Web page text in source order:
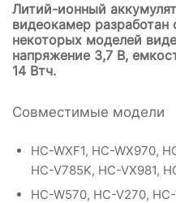
Литий-ионный
видеокамер разработан
некоторых моделей
напряжение 3,7 В,
14 Втч.
Совместимые модели
HC-WXF1, HC-WX970,
HC-V785K, HC-VX981,
HC-W570, HC-V270,